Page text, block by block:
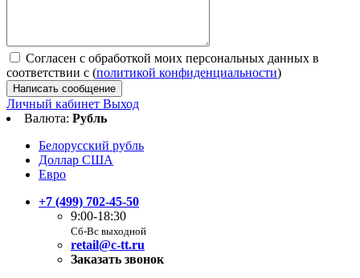
Согласен с обработкой моих персональных данных в
соответствии с (политикой конфиденциальности)
Написать сообщение
Личный кабинет Выход
Валюта: Рубль
Белорусский рубль
Доллар США
Евро
+7 (499) 702-45-50
9:00-18:30
Сб-Вс выходной
retail@c-tt.ru
Заказать звонок